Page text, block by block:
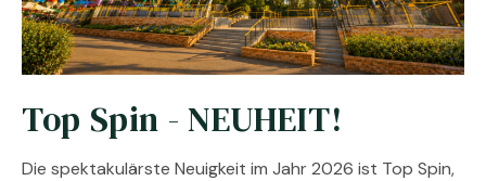
Top Spin - NEUHEIT!
Die spektakulärste Neuigkeit im Jahr 2026 ist Top Spin,